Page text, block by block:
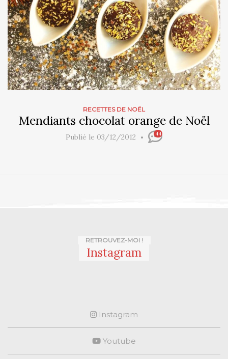
RECETTES DE NOËL
Mendiants chocolat orange de Noël
Publié le 03/12/2012 44
RETROUVEZ-MOI !
Instagram
Instagram
Youtube